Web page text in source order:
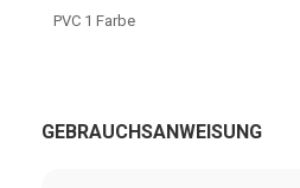
PVC 1 Farbe
GEBRAUCHSANWEISUNG